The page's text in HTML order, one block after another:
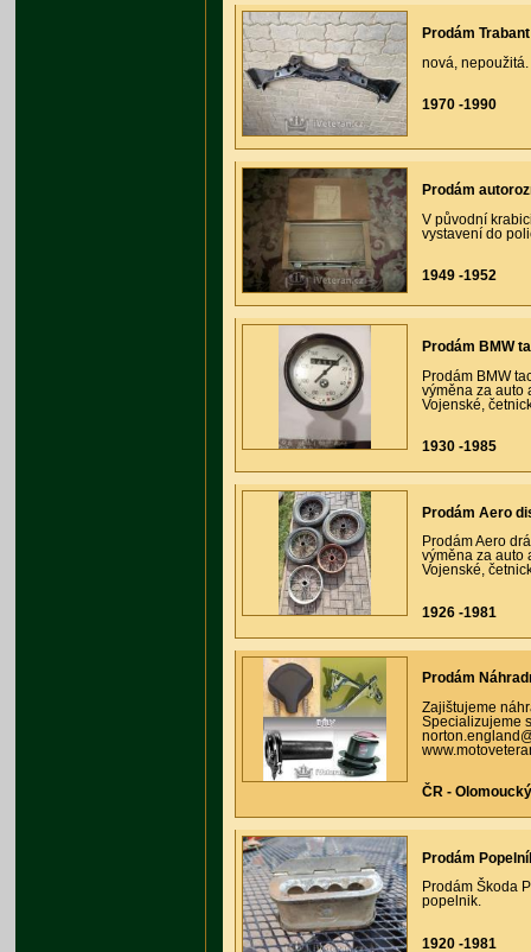
Prodám
nová, nepoužitá.
1970 -1990
Prodám
V původní
vystavení do
1949 -1952
Prodám BMW
Prodám BMW
výměna za auto
Vojenské,
1930 -1985
Prodám Aero
Prodám Aero
výměna za auto
Vojenské,
1926 -1981
Prodám
Zajištujeme
Specializujeme
ČR -
Prodám
Prodám Škoda
popelnik.
1920 -1981